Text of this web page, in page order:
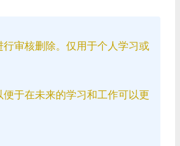
审核删除。仅用于个人学习或
于在未来的学习和工作可以更